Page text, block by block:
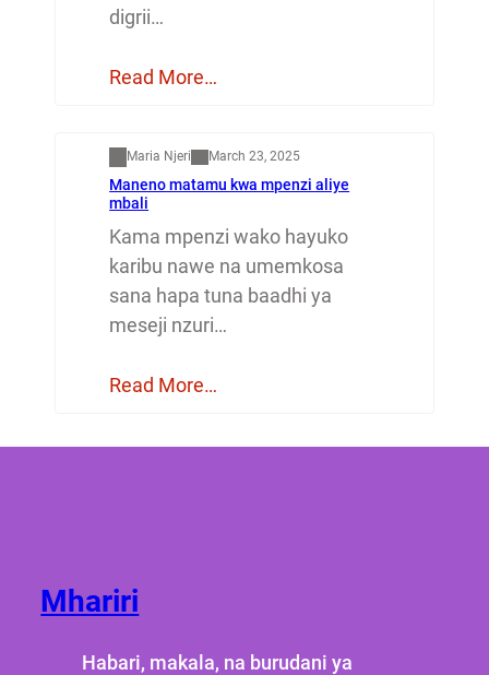
digrii…
Read More…
Maria Njeri March 23, 2025
Maneno matamu kwa mpenzi aliye
mbali
Kama mpenzi wako hayuko
karibu nawe na umemkosa
sana hapa tuna baadhi ya
meseji nzuri…
Read More…
Mhariri
Habari, makala, na burudani ya